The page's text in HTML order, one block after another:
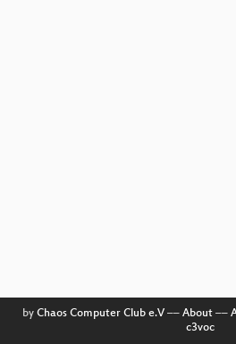
by Chaos Computer Club e.V–– About––
c3voc